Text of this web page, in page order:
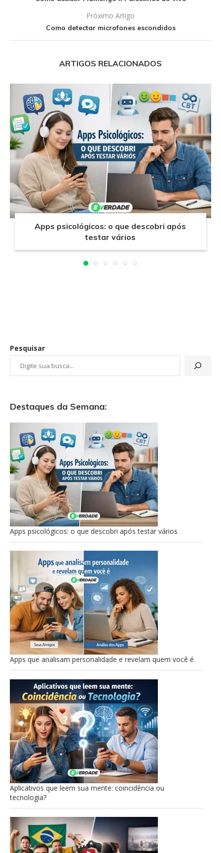
Próximo Artigo
Como detectar microfones escondidos
ARTIGOS RELACIONADOS
Apps psicológicos: o que descobri após
testar vários
Pesquisar
Destaques da Semana:
Apps psicológicos: o que descobri após testar vários
Apps que analisam personalidade e revelam quem você é
Aplicativos que leem sua mente: coincidência ou
tecnologia?